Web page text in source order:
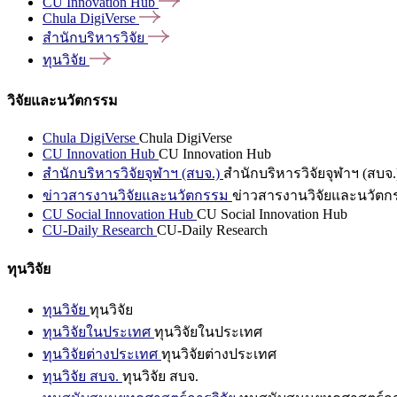
Chula DigiVerse
สำนักบริหารวิจัย
ทุนวิจัย
วิจัยและนวัตกรรม
Chula DigiVerse Chula DigiVerse
CU Innovation Hub CU Innovation Hub
สำนักบริหารวิจัยจุฬาฯ (สบจ.) สำนักบริหารวิจัยจุฬาฯ (สบจ
ข่าวสารงานวิจัยและนวัตกรรม ข่าวสารงานวิจัยและนวัตก
CU Social Innovation Hub CU Social Innovation Hub
CU-Daily Research CU-Daily Research
ทุนวิจัย
ทุนวิจัย ทุนวิจัย
ทุนวิจัยในประเทศ ทุนวิจัยในประเทศ
ทุนวิจัยต่างประเทศ ทุนวิจัยต่างประเทศ
ทุนวิจัย สบจ. ทุนวิจัย สบจ.